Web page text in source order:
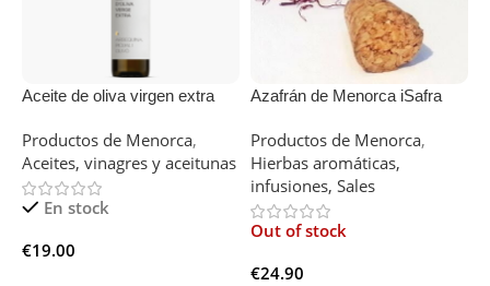
Aceite de oliva virgen extra
Productos de Menorca,
Aceites, vinagres y aceitunas
En stock
€19.00
Azafrán de Menorca iSafra
Productos de Menorca,
Hierbas aromáticas,
infusiones, Sales
Out of stock
€24.90